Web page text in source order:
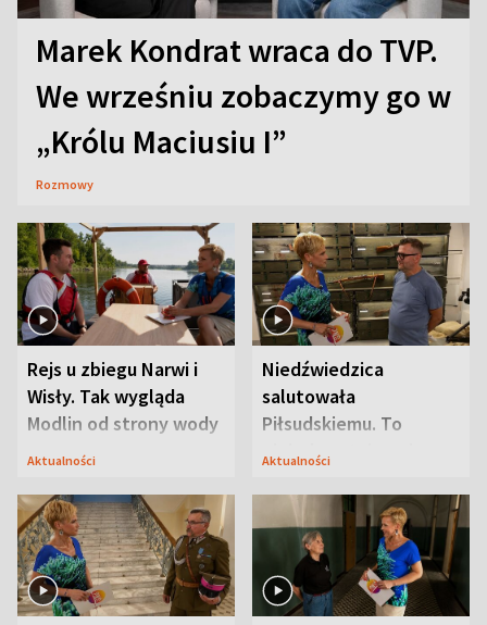
Marek Kondrat wraca do TVP.
We wrześniu zobaczymy go w
„Królu Maciusiu I”
Rozmowy
Rejs u zbiegu Narwi i
Wisły. Tak wygląda
Modlin od strony wody
Aktualności
Niedźwiedzica
salutowała
Piłsudskiemu. To
niejedyna tajemnica
Aktualności